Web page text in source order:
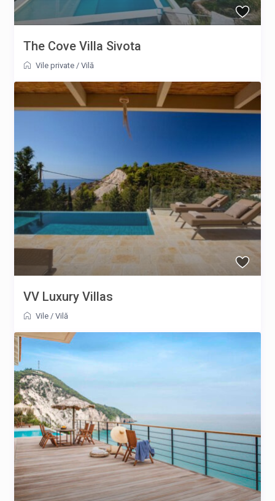
The Cove Villa Sivota
Vile private /Vilă
VV Luxury Villas
Vile /Vilă